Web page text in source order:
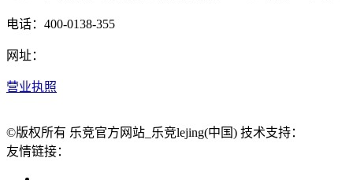
电话：400-0138-355
网址：
营业执照
©版权所有 乐竞官方网站_乐竞lejing(中国) 技术支持：
友情链接：